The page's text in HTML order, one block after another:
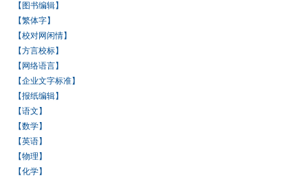
【图书编辑】
【繁体字】
【校对网闲情】
【方言校标】
【网络语言】
【企业文字标准】
【报纸编辑】
【语文】
【数学】
【英语】
【物理】
【化学】